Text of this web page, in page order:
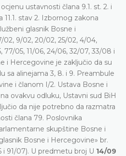
ustavnosti člana 9.1. st. 2. i
11.1. stav 2. Izbornog zakona
glasnik Bosne i
02, 9/02, 20/02, 25/02, 4/04,
77/05, 11/06, 24/06, 32/07, 33/08 i
i Hercegovine je zaključio da su
sa alinejama 3, 8. i 9. Preambule
i članom I/2. Ustava Bosne i
ovakvu odluku, Ustavni sud BiH
da nije potrebno da razmatra
člana 79. Poslovnika
skupštine Bosne i
Bosne i Hercegovine» br.
i 91/07). U predmetu broj U 14/09